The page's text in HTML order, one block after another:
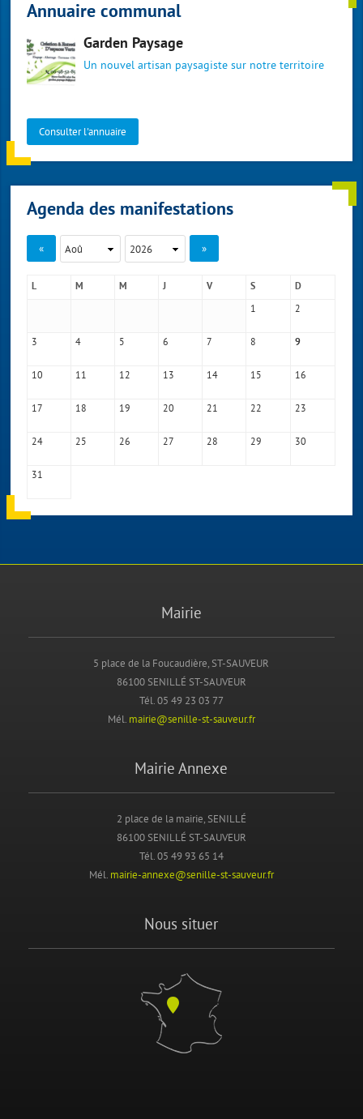
Annuaire communal
Garden Paysage
Un nouvel artisan paysagiste sur notre territoire
Consulter l'annuaire
Agenda des manifestations
« »
L M M J V S D
1 2
3 4 5 6 7 8 9
10 11 12 13 14 15 16
17 18 19 20 21 22 23
24 25 26 27 28 29 30
31
Mairie
5 place de la Foucaudière, ST-SAUVEUR
86100 SENILLÉ ST-SAUVEUR
Tél. 05 49 23 03 77
Mél. mairie@senille-st-sauveur.fr
Mairie Annexe
2 place de la mairie, SENILLÉ
86100 SENILLÉ ST-SAUVEUR
Tél. 05 49 93 65 14
Mél. mairie-annexe@senille-st-sauveur.fr
Nous situer